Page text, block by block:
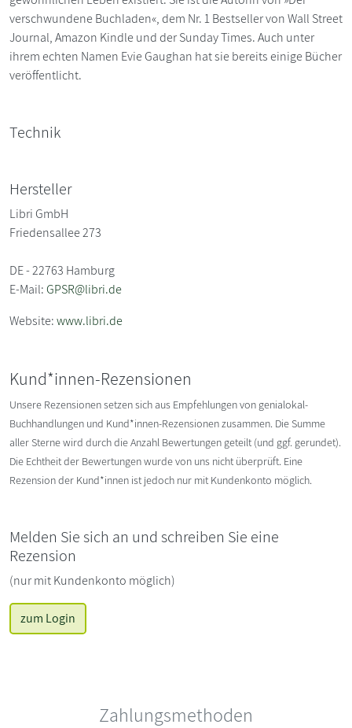
verschwundene Buchladen«, dem Nr. 1 Bestseller von Wall Street
Journal, Amazon Kindle und der Sunday Times. Auch unter
ihrem echten Namen Evie Gaughan hat sie bereits einige Bücher
veröffentlicht.
Technik
Hersteller
Libri GmbH
Friedensallee 273
DE - 22763 Hamburg
E-Mail:GPSR@libri.de
Website:www.libri.de
Kund*innen-Rezensionen
Unsere Rezensionen setzen sich aus Empfehlungen von genialokal-
Buchhandlungen und Kund*innen-Rezensionen zusammen. Die Summe
aller Sterne wird durch die Anzahl Bewertungen geteilt (und ggf. gerundet).
Die Echtheit der Bewertungen wurde von uns nicht überprüft. Eine
Rezension der Kund*innen ist jedoch nur mit Kundenkonto möglich.
Melden Sie sich an und schreiben Sie eine
Rezension
(nur mit Kundenkonto möglich)
zum Login
Zahlungsmethoden